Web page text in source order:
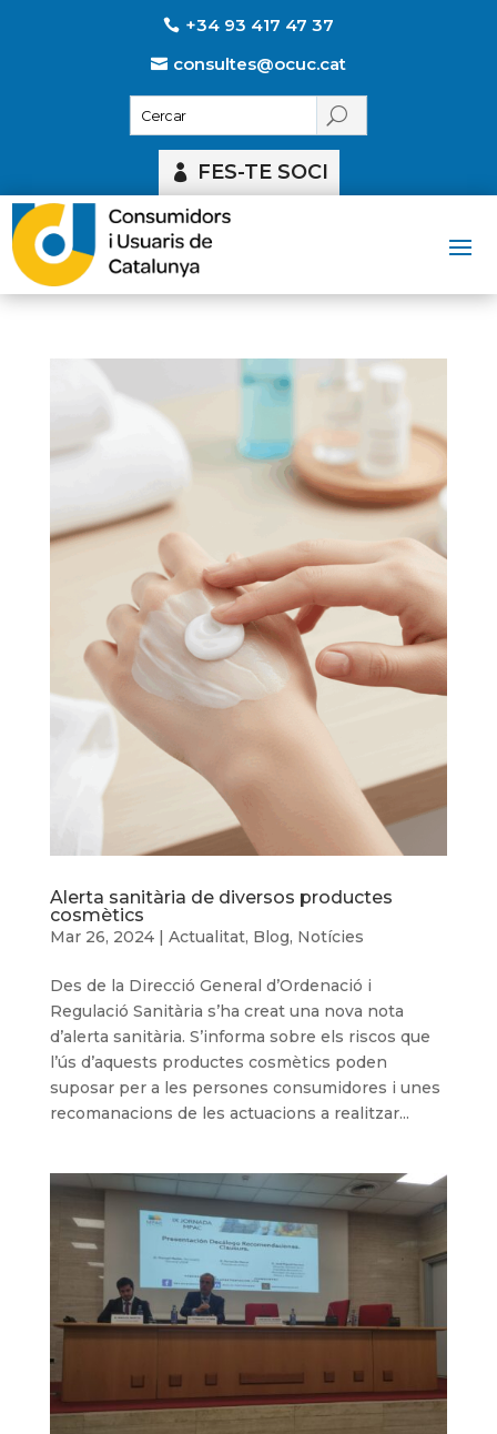
+34 93 417 47 37
consultes@ocuc.cat
FES-TE SOCI
Alerta sanitària de diversos productes
cosmètics
Mar 26, 2024| Actualitat, Blog, Notícies
Des de la Direcció General d’Ordenació i
Regulació Sanitària s’ha creat una nova nota
d’alerta sanitària. S’informa sobre els riscos que
l’ús d’aquests productes cosmètics poden
suposar per a les persones consumidores i unes
recomanacions de les actuacions a realitzar...